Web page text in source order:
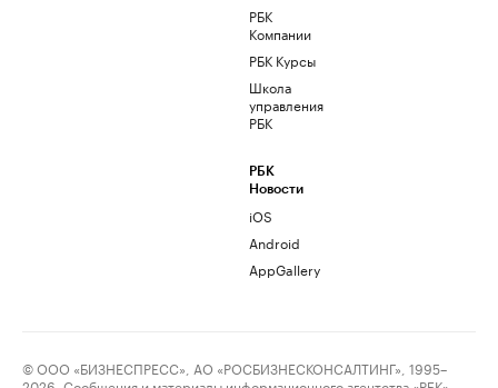
РБК
Компании
РБК Курсы
Школа
управления
РБК
РБК
Новости
iOS
Android
AppGallery
© ООО «БИЗНЕСПРЕСС», АО «РОСБИЗНЕСКОНСАЛТИНГ», 1995–